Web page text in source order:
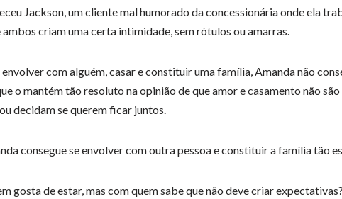
Jackson, um cliente mal humorado da concessionária onde ela
criam uma certa intimidade, sem rótulos ou amarras.
com alguém, casar e constituir uma família, Amanda não
o mantém tão resoluto na opinião de que amor e casamento não
decidam se querem ficar juntos.
consegue se envolver com outra pessoa e constituir a família tão
gosta de estar, mas com quem sabe que não deve criar expectativas?